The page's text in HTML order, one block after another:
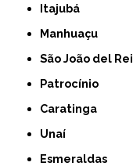
Itajubá
Manhuaçu
São João del Rei
Patrocínio
Caratinga
Unaí
Esmeraldas